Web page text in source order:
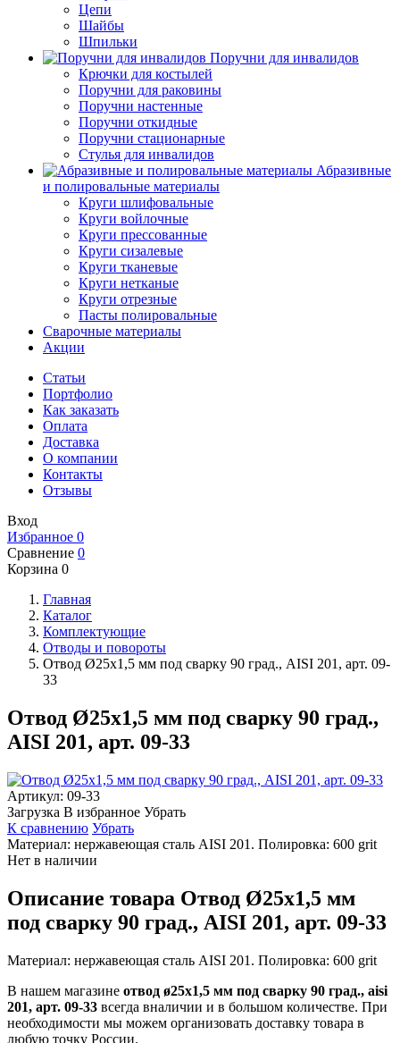
Цепи
Шайбы
Шпильки
Поручни для инвалидов
Крючки для костылей
Поручни для раковины
Поручни настенные
Поручни откидные
Поручни стационарные
Стулья для инвалидов
Абразивные
и полировальные материалы
Круги шлифовальные
Круги войлочные
Круги прессованные
Круги сизалевые
Круги тканевые
Круги нетканые
Круги отрезные
Пасты полировальные
Сварочные материалы
Акции
Статьи
Портфолио
Как заказать
Оплата
Доставка
О компании
Контакты
Отзывы
Вход
Избранное 0
Сравнение 0
Корзина 0
Главная
Каталог
Комплектующие
Отводы и повороты
Отвод Ø25х1,5 мм под сварку 90 град., AISI 201, арт. 09-
33
Отвод Ø25х1,5 мм под сварку 90 град.,
AISI 201, арт. 09-33
Артикул: 09-33
Загрузка В избранное Убрать
К сравнению Убрать
Материал: нержавеющая сталь AISI 201. Полировка: 600 grit
Нет в наличии
Описание товара Отвод Ø25х1,5 мм
под сварку 90 град., AISI 201, арт. 09-33
Материал: нержавеющая сталь AISI 201. Полировка: 600 grit
В нашем магазине отвод ø25х1,5 мм под сварку 90 град., aisi
201, арт. 09-33 всегда вналичии и в большом количестве. При
необходимости мы можем организовать доставку товара в
любую точку России.